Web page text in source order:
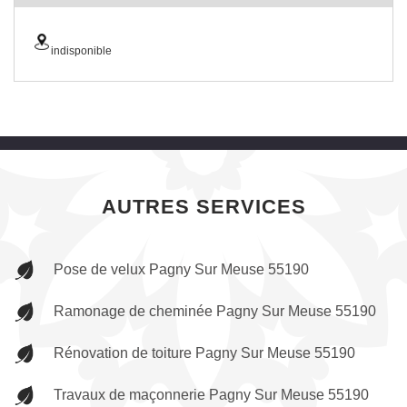
indisponible
AUTRES SERVICES
Pose de velux Pagny Sur Meuse 55190
Ramonage de cheminée Pagny Sur Meuse 55190
Rénovation de toiture Pagny Sur Meuse 55190
Travaux de maçonnerie Pagny Sur Meuse 55190